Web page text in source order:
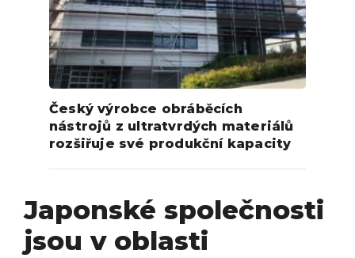
Japonské společnosti
jsou v oblasti
Český výrobce obráběcích
nástrojů z ultratvrdých materiálů
rozšiřuje své produkční kapacity